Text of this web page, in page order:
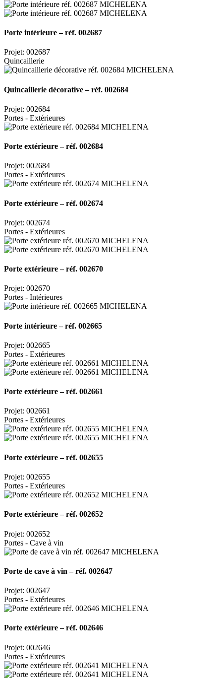
Porte intérieure – réf. 002687
Projet: 002687
Quincaillerie
Quincaillerie décorative – réf. 002684
Projet: 002684
Portes - Extérieures
Porte extérieure – réf. 002684
Projet: 002684
Portes - Extérieures
Porte extérieure – réf. 002674
Projet: 002674
Portes - Extérieures
Porte extérieure – réf. 002670
Projet: 002670
Portes - Intérieures
Porte intérieure – réf. 002665
Projet: 002665
Portes - Extérieures
Porte extérieure – réf. 002661
Projet: 002661
Portes - Extérieures
Porte extérieure – réf. 002655
Projet: 002655
Portes - Extérieures
Porte extérieure – réf. 002652
Projet: 002652
Portes - Cave à vin
Porte de cave à vin – réf. 002647
Projet: 002647
Portes - Extérieures
Porte extérieure – réf. 002646
Projet: 002646
Portes - Extérieures